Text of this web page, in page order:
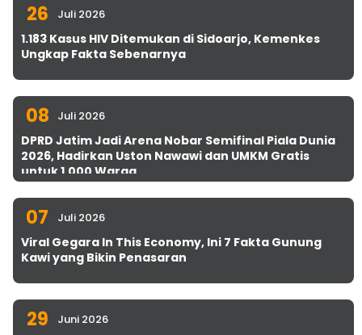
26 Juli 2026
1.183 Kasus HIV Ditemukan di Sidoarjo, Kemenkes
Ungkap Fakta Sebenarnya
08 Juli 2026
DPRD Jatim Jadi Arena Nobar Semifinal Piala Dunia
2026, Hadirkan Uston Nawawi dan UMKM Gratis
untuk 1.000 Warga
07 Juli 2026
Viral Gegara In This Economy, Ini 7 Fakta Gunung
Kawi yang Bikin Penasaran
29 Juni 2026